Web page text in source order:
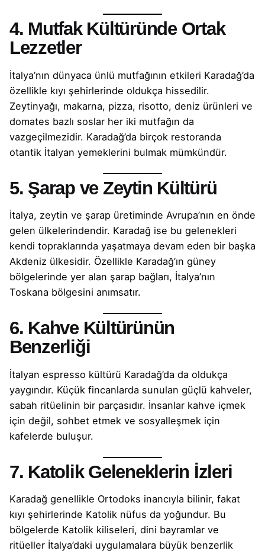
4. Mutfak Kültüründe Ortak
Lezzetler
İtalya’nın dünyaca ünlü mutfağının etkileri Karadağ’da
özellikle kıyı şehirlerinde oldukça hissedilir.
Zeytinyağı, makarna, pizza, risotto, deniz ürünleri ve
domates bazlı soslar her iki mutfağın da
vazgeçilmezidir. Karadağ’da birçok restoranda
otantik İtalyan yemeklerini bulmak mümkündür.
5. Şarap ve Zeytin Kültürü
İtalya, zeytin ve şarap üretiminde Avrupa’nın en önde
gelen ülkelerindendir. Karadağ ise bu gelenekleri
kendi topraklarında yaşatmaya devam eden bir başka
Akdeniz ülkesidir. Özellikle Karadağ’ın güney
bölgelerinde yer alan şarap bağları, İtalya’nın
Toskana bölgesini anımsatır.
6. Kahve Kültürünün
Benzerliği
İtalyan espresso kültürü Karadağ’da da oldukça
yaygındır. Küçük fincanlarda sunulan güçlü kahveler,
sabah ritüelinin bir parçasıdır. İnsanlar kahve içmek
için değil, sohbet etmek ve sosyalleşmek için
kafelerde buluşur.
7. Katolik Geleneklerin İzleri
Karadağ genellikle Ortodoks inancıyla bilinir, fakat
kıyı şehirlerinde Katolik nüfus da yoğundur. Bu
bölgelerde Katolik kiliseleri, dini bayramlar ve
ritüeller İtalya’daki uygulamalara büyük benzerlik